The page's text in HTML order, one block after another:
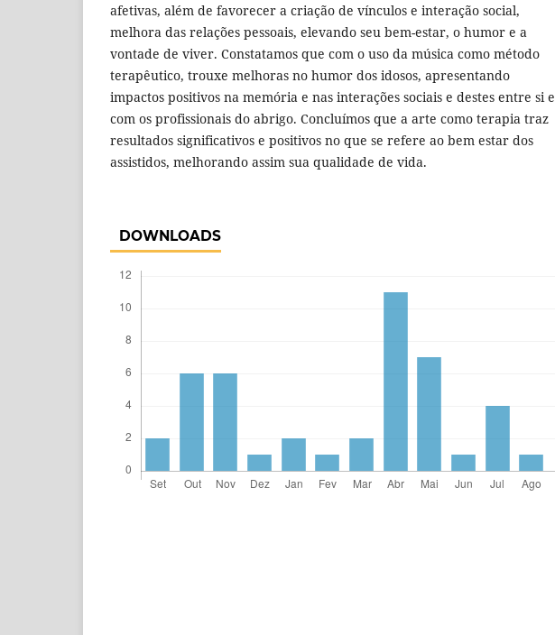
afetivas, além de favorecer a criação de vínculos e interação social,
melhora das relações pessoais, elevando seu bem-estar, o humor e a
vontade de viver. Constatamos que com o uso da música como método
terapêutico, trouxe melhoras no humor dos idosos, apresentando
impactos positivos na memória e nas interações sociais e destes entre si e
com os profissionais do abrigo. Concluímos que a arte como terapia traz
resultados significativos e positivos no que se refere ao bem estar dos
assistidos, melhorando assim sua qualidade de vida.
DOWNLOADS